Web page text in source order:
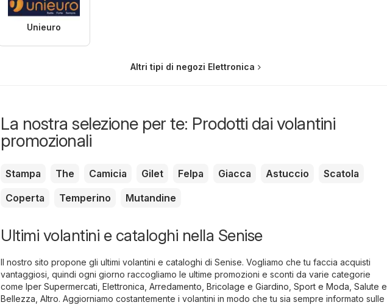
Unieuro
Altri tipi di negozi Elettronica
La nostra selezione per te: Prodotti dai volantini
promozionali
Stampa The Camicia Gilet Felpa Giacca Astuccio
Scatola
Coperta
Temperino Mutandine
Ultimi volantini e cataloghi nella Senise
Il nostro sito propone gli ultimi volantini e cataloghi di Senise. Vogliamo che tu faccia acquisti
vantaggiosi, quindi ogni giorno raccogliamo le ultime promozioni e sconti da varie categorie
come Iper Supermercati, Elettronica, Arredamento, Bricolage e Giardino, Sport e Moda, Salute e
Bellezza, Altro. Aggiorniamo costantemente i volantini in modo che tu sia sempre informato sulle